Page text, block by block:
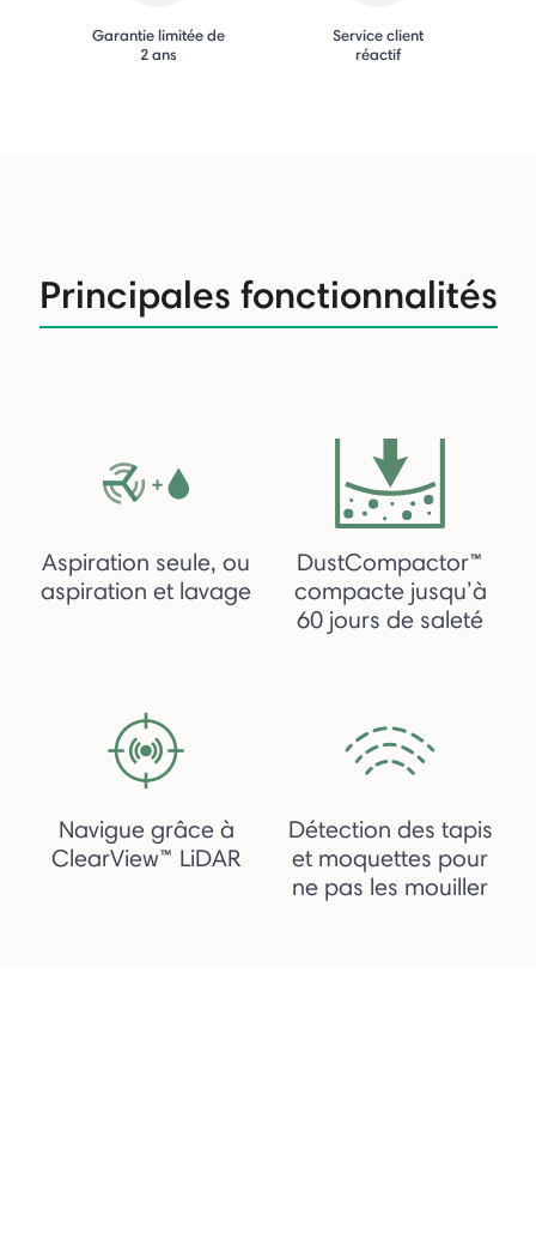
Garantie limitée de
2 ans
Service client
réactif
Principales fonctionnalités
Aspiration seule, ou
aspiration et lavage
DustCompactor™
compacte jusqu’à
60 jours de saleté
Navigue grâce à
ClearView™ LiDAR
Détection des tapis
et moquettes pour
ne pas les mouiller